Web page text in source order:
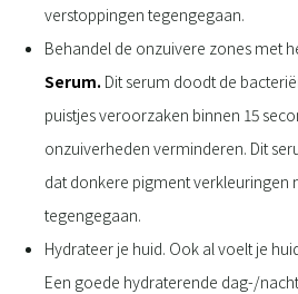
verstoppingen tegengegaan.
Behandel de onzuivere zones met
Serum. Dit serum doodt de
puistjes veroorzaken binnen 15
onzuiverheden verminderen. Dit
dat donkere pigment verkleuringen
tegengegaan.
Hydrateer je huid. Ook al voelt je
Een goede hydraterende dag-/